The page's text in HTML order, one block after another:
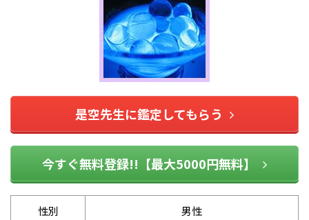
是空先生に鑑定してもらう
今すぐ無料登録!!【最大5000円無料】
性別 男性